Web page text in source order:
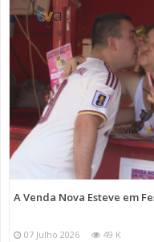
A Venda Nova Esteve em
07 Julho 2026 49 K